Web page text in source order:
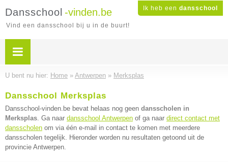
Ik heb een dansschool
Dansschool -vinden.be
Vind een dansschool bij u in de buurt!
U bent nu hier: Home » Antwerpen » Merksplas
Dansschool Merksplas
Dansschool-vinden.be bevat helaas nog geen dansscholen in
Merksplas. Ga naar dansschool Antwerpen of ga naar direct contact met
dansscholen om via één e-mail in contact te komen met meerdere
dansscholen tegelijk. Hieronder worden nu resultaten getoond uit de
provincie Antwerpen.